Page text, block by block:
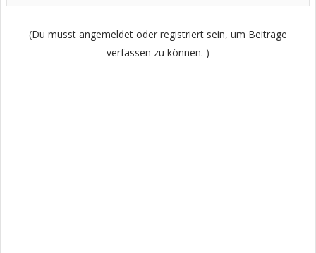
(Du musst angemeldet oder registriert sein, um Beiträge
verfassen zu können. )